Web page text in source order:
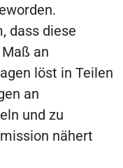
dass diese
an
löst in Teilen
an
und zu
nähert